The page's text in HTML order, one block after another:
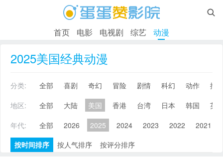

首页 电影 电视剧 综艺 动漫
2025美国经典动漫
分类: 全部 喜剧 奇幻 冒险 剧情 科幻 动作
搞
地区:
全部 大陆 美国 香港 台湾 日本 韩国
英
年代:
全部 2026 2025 2024 2023 2022 2021
按时间排序
按人气排序 按评分排序